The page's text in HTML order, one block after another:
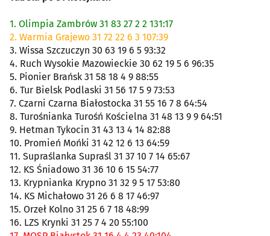
1. Olimpia Zambrów 31 83 27 2 2 131:17
2. Warmia Grajewo 31 72 22 6 3 107:39
3. Wissa Szczuczyn 30 63 19 6 5 93:32
4. Ruch Wysokie Mazowieckie 30 62 19 5 6 96:35
5. Pionier Brańsk 31 58 18 4 9 88:55
6. Tur Bielsk Podlaski 31 56 17 5 9 73:53
7. Czarni Czarna Białostocka 31 55 16 7 8 64:54
8. Turośnianka Turośń Kościelna 31 48 13 9 9 64:51
9. Hetman Tykocin 31 43 13 4 14 82:88
10. Promień Mońki 31 42 12 6 13 64:59
11. Supraślanka Supraśl 31 37 10 7 14 65:67
12. KS Śniadowo 31 36 10 6 15 54:77
13. Krypnianka Krypno 31 32 9 5 17 53:80
14. KS Michałowo 31 26 6 8 17 46:97
15. Orzeł Kolno 31 25 6 7 18 48:99
16. LZS Krynki 31 25 7 4 20 55:100